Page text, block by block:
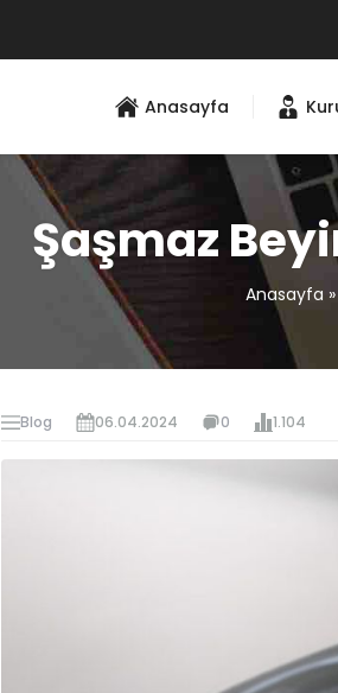
Anasayfa
Şaşmaz
Anasayfa »
Blog 06.04.2024 0 1.104